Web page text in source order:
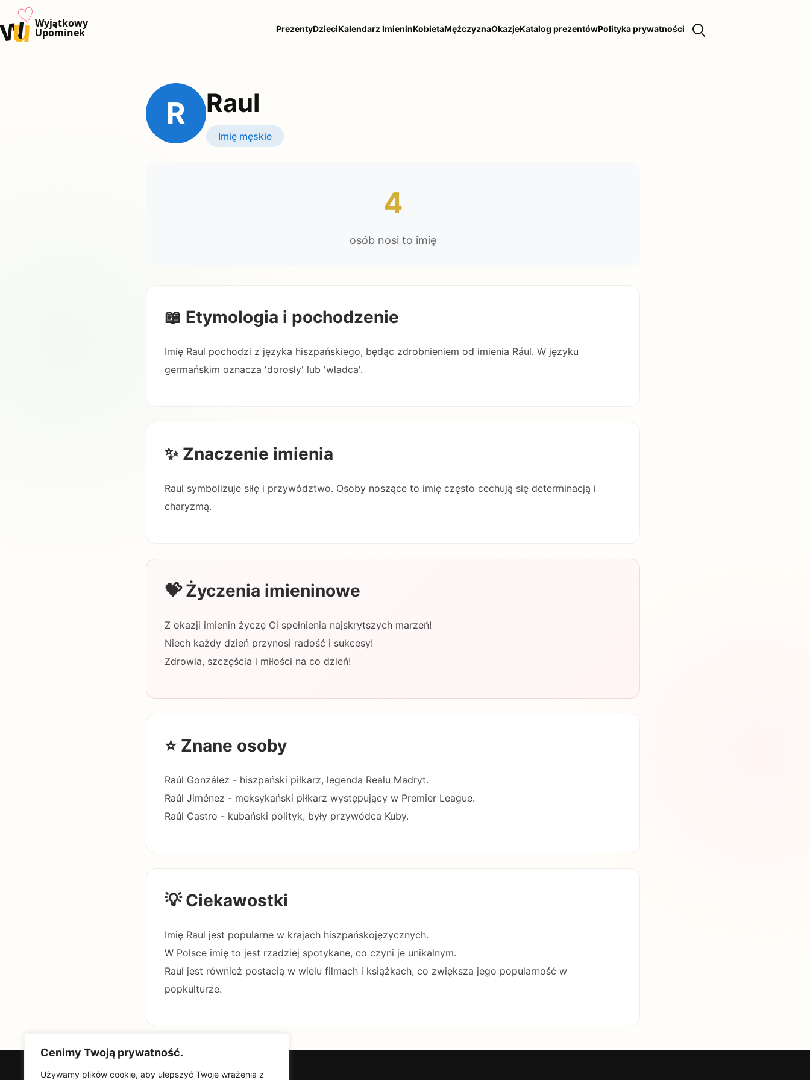
Cenimy Twoją prywatność.
Używamy plików cookie, aby ulepszyć Twoje wrażenia z
u♡Wyjątkowy
Upominek PrezentyDzieciKalendarz ImieninKobietaMężczyznaOkazjeKatalog prezentówPolityka prywatności
R Raul
Imię męskie
4
osób nosi to imię
📖 Etymologia i pochodzenie
Imię Raul pochodzi z języka hiszpańskiego, będąc zdrobnieniem od imienia Rául. W języku
germańskim oznacza 'dorosły' lub 'władca'.
✨ Znaczenie imienia
Raul symbolizuje siłę i przywództwo. Osoby noszące to imię często cechują się determinacją i
charyzmą.
💝 Życzenia imieninowe
Z okazji imienin życzę Ci spełnienia najskrytszych marzeń!
Niech każdy dzień przynosi radość i sukcesy!
Zdrowia, szczęścia i miłości na co dzień!
⭐ Znane osoby
Raúl González - hiszpański piłkarz, legenda Realu Madryt.
Raúl Jiménez - meksykański piłkarz występujący w Premier League.
Raúl Castro - kubański polityk, były przywódca Kuby.
💡 Ciekawostki
Imię Raul jest popularne w krajach hiszpańskojęzycznych.
W Polsce imię to jest rzadziej spotykane, co czyni je unikalnym.
Raul jest również postacią w wielu filmach i książkach, co zwiększa jego popularność w
popkulturze.